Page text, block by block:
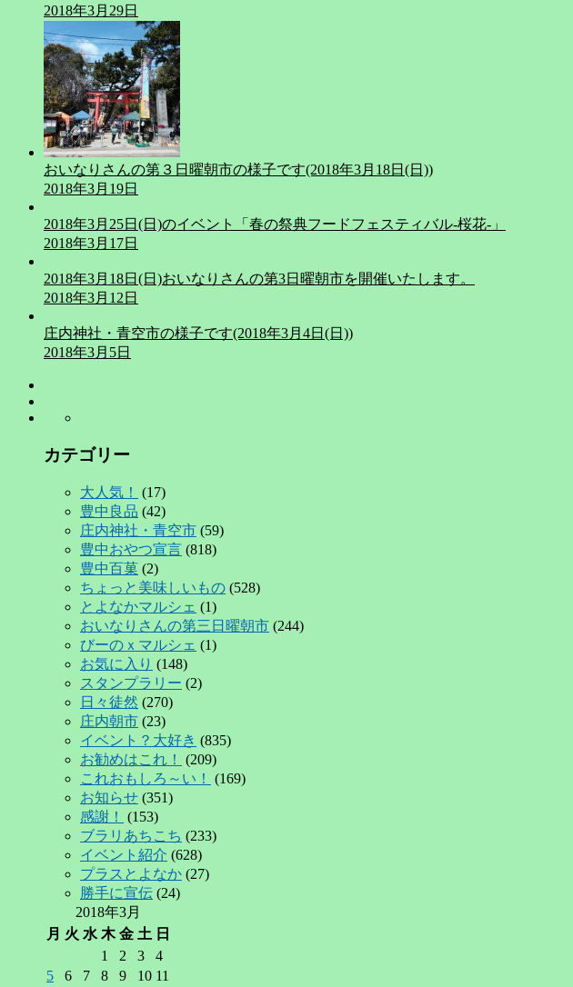
2018年3月29日
おいなりさんの第３日曜朝市の様子です(2018年3月18日(日))
2018年3月19日
2018年3月25日(日)のイベント「春の祭典フードフェスティバル‐桜花-」
2018年3月17日
2018年3月18日(日)おいなりさんの第3日曜朝市を開催いたします。
2018年3月12日
庄内神社・青空市の様子です(2018年3月4日(日))
2018年3月5日
カテゴリー
大人気！
(17)
豊中良品 (42)
庄内神社・青空市 (59)
豊中おやつ宣言 (818)
豊中百菓 (2)
ちょっと美味しいもの (528)
とよなかマルシェ (1)
おいなりさんの第三日曜朝市 (244)
びーのｘマルシェ (1)
お気に入り (148)
スタンプラリー (2)
日々徒然 (270)
庄内朝市 (23)
イベント？大好き (835)
お勧めはこれ！
(209)
これおもしろ～い！
(169)
お知らせ (351)
感謝！
(153)
ブラリあちこち (233)
イベント紹介 (628)
プラスとよなか (27)
勝手に宣伝 (24)
2018年3月
月 火 水 木 金 土 日
1
2 3
4
5
6 7 8 9 10 11